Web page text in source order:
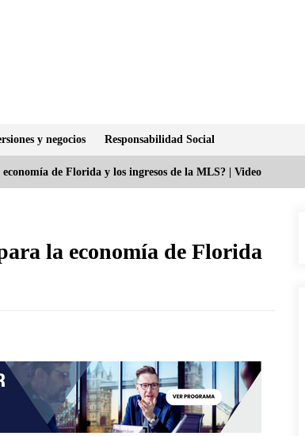
y negocios Responsabilidad Social
de Florida y los ingresos de la MLS? | Video
la economía de Florida